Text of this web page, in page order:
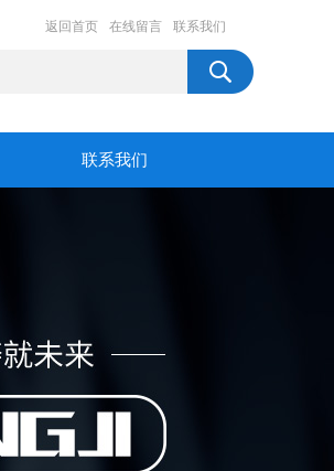
返回首页 在线留言 联系我们
联系我们